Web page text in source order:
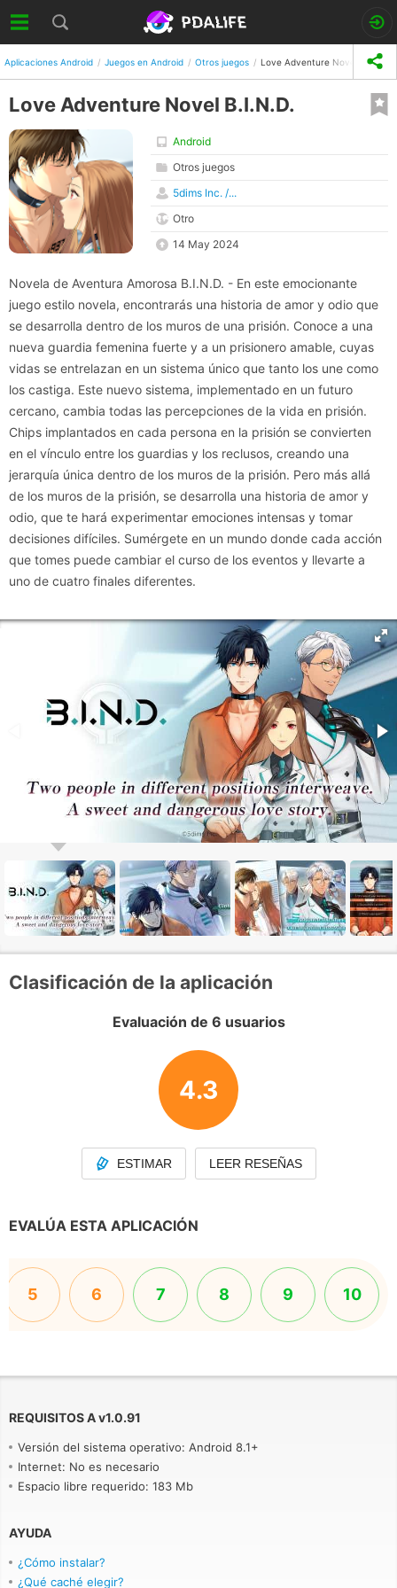
Aplicaciones Android Juegos en Android Otros juegos Love Adventure Novel B.I.N.D.
Love Adventure Novel B.I.N.D.
Android
Otros juegos
5dims Inc. /...
Otro
14 May 2024
Novela de Aventura Amorosa B.I.N.D. - En este emocionante
juego estilo novela, encontrarás una historia de amor y odio que
se desarrolla dentro de los muros de una prisión. Conoce a una
nueva guardia femenina fuerte y a un prisionero amable, cuyas
vidas se entrelazan en un sistema único que tanto los une como
los castiga. Este nuevo sistema, implementado en un futuro
cercano, cambia todas las percepciones de la vida en prisión.
Chips implantados en cada persona en la prisión se convierten
en el vínculo entre los guardias y los reclusos, creando una
jerarquía única dentro de los muros de la prisión. Pero más allá
de los muros de la prisión, se desarrolla una historia de amor y
odio, que te hará experimentar emociones intensas y tomar
decisiones difíciles. Sumérgete en un mundo donde cada acción
que tomes puede cambiar el curso de los eventos y llevarte a
uno de cuatro finales diferentes.
Clasificación de la aplicación
Evaluación de 6 usuarios
4.3
ESTIMAR LEER RESEÑAS
EVALÚA ESTA APLICACIÓN
5 6 7 8 9 10
REQUISITOS Av1.0.91
Versión del sistema operativo: Android 8.1+
Internet: No es necesario
Espacio libre requerido: 183 Mb
AYUDA
¿Cómo instalar?
¿Qué caché elegir?